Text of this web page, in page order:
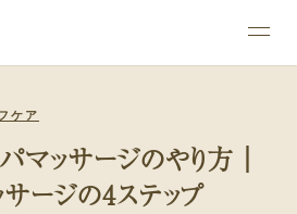
ケア
マッサージのやり方｜
サージの4ステップ